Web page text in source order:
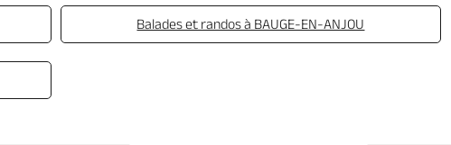
Balades et randos à BAUGE-EN-ANJOU